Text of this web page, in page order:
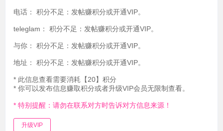
电话： 积分不足：发帖赚积分或开通VIP。
teleglam： 积分不足：发帖赚积分或开通VIP。
与你： 积分不足：发帖赚积分或开通VIP。
地址： 积分不足：发帖赚积分或开通VIP。
* 此信息查看需要消耗【20】积分
* 你可以发布信息赚取积分或者升级VIP会员无限制查看。
* 特别提醒：请勿在联系对方时告诉对方信息来源！
升级VIP